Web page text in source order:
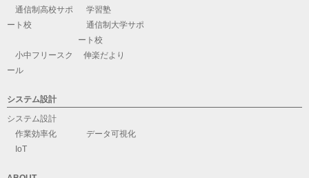
通信制高校サポ
ート校
学習塾
通信制大学サポ
ート校
小中フリースク
ール
伸楽だより
システム設計
システム設計
作業効率化
データ可視化
IoT